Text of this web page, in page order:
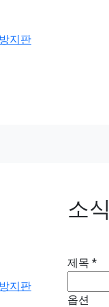
지판
지판
소
제목 *
옵션